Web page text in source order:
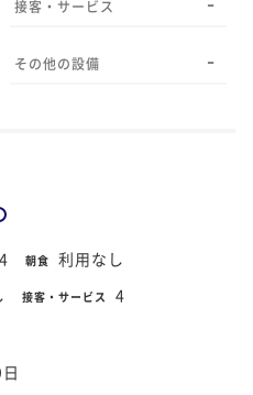
接客・サービス
その他の設備 -
4 朝食 利用なし
接客・サービス 4